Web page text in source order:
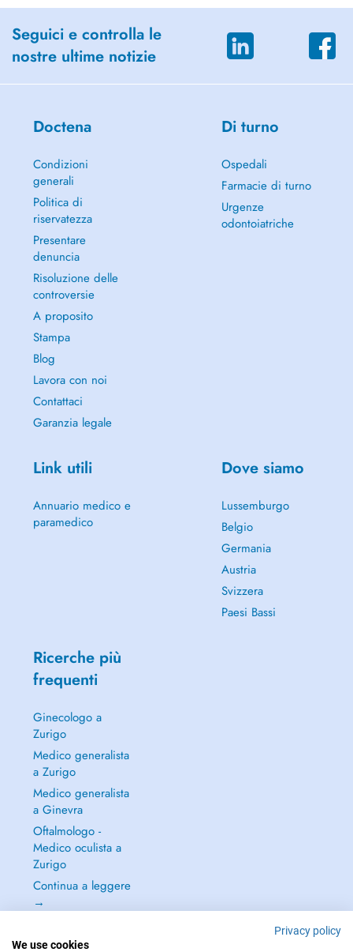
Seguici e controlla le
nostre ultime notizie
Doctena
Condizioni
generali
Politica di
riservatezza
Presentare
denuncia
Risoluzione delle
controversie
A proposito
Stampa
Blog
Lavora con noi
Contattaci
Garanzia legale
Di turno
Ospedali
Farmacie di turno
Urgenze
odontoiatriche
Link utili
Annuario medico e
paramedico
Dove siamo
Lussemburgo
Belgio
Germania
Austria
Svizzera
Paesi Bassi
Ricerche più
frequenti
Ginecologo a
Zurigo
Medico generalista
a Zurigo
Medico generalista
a Ginevra
Oftalmologo -
Medico oculista a
Zurigo
Continua a leggere
→
Privacy policy
We use cookies